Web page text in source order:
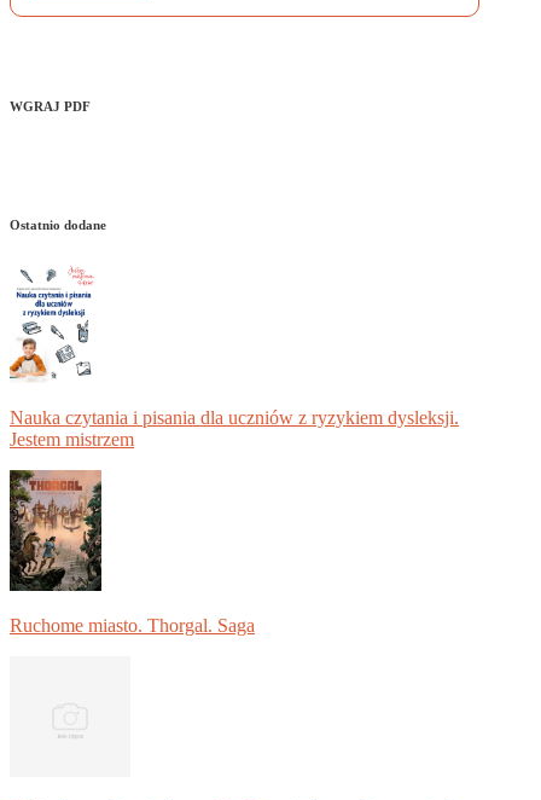
WGRAJ PDF
Ostatnio dodane
Nauka czytania i pisania dla uczniów z ryzykiem dysleksji.
Jestem mistrzem
Ruchome miasto. Thorgal. Saga